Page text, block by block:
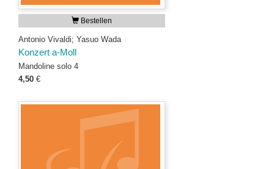
Bestellen
Antonio Vivaldi; Yasuo Wada
Konzert a-Moll
Mandoline solo 4
4,50 €